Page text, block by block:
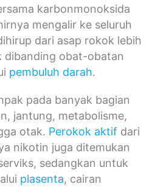
karbonmonoksida
mengalir ke seluruh
dari asap rokok lebih
dibanding obat-obatan
pembuluh darah.
pada banyak bagian
jantung, metabolisme,
otak. Perokok aktif dari
nikotin juga ditemukan
sedangkan untuk
plasenta, cairan